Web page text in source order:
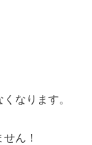
なります。
ん！